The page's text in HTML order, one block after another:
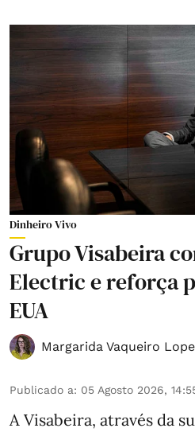
Dinheiro Vivo
Grupo Visabeira
Electric e reforça
EUA
Margarida Vaqueiro
Publicado a: 05 Agosto 2026,
A Visabeira, através da